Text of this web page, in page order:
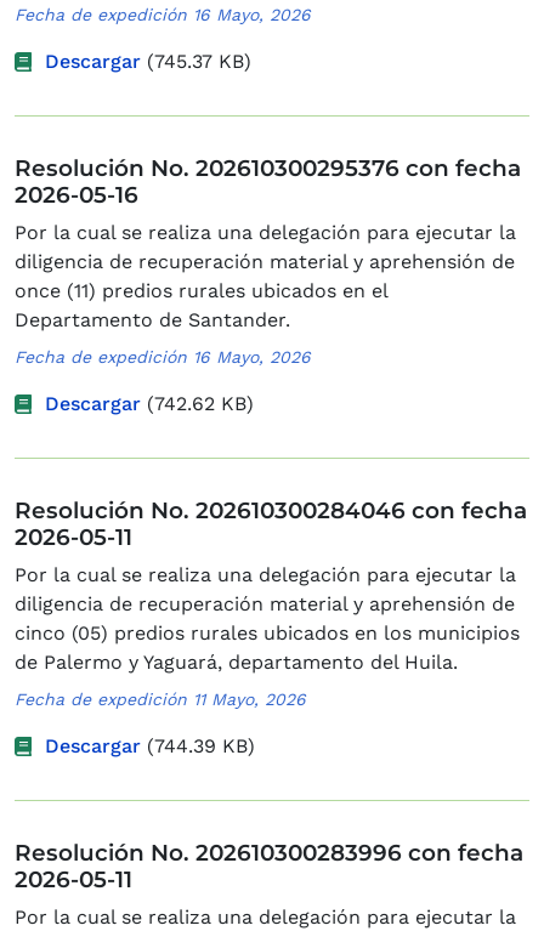
Fecha de expedición 16 Mayo, 2026
Descargar (745.37 KB)
Resolución No. 202610300295376 con fecha
2026-05-16
Por la cual se realiza una delegación para ejecutar la
diligencia de recuperación material y aprehensión de
once (11) predios rurales ubicados en el
Departamento de Santander.
Fecha de expedición 16 Mayo, 2026
Descargar (742.62 KB)
Resolución No. 202610300284046 con fecha
2026-05-11
Por la cual se realiza una delegación para ejecutar la
diligencia de recuperación material y aprehensión de
cinco (05) predios rurales ubicados en los municipios
de Palermo y Yaguará, departamento del Huila.
Fecha de expedición 11 Mayo, 2026
Descargar (744.39 KB)
Resolución No. 202610300283996 con fecha
2026-05-11
Por la cual se realiza una delegación para ejecutar la